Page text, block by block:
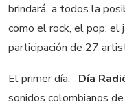
brindará a todos la
como el rock, el pop, el
participación de 27
El primer día: Día
sonidos colombianos